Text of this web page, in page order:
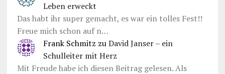
Leben erweckt
Das habt ihr super gemacht, es war ein tolles Fest!!
Freue mich schon auf n…
Frank Schmitz zu David Janser – ein
Schulleiter mit Herz
Mit Freude habe ich diesen Beitrag gelesen. Als